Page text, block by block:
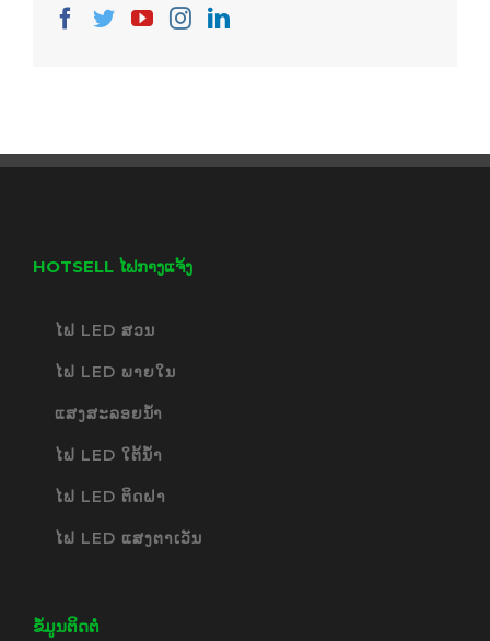
HOTSELL ໄຟກາງແຈ້ງ
ໄຟ LED ສວນ
ໄຟ LED ພາຍໃນ
ແສງສະລອຍນ້ຳ
ໄຟ LED ໃຕ້ນ້ໍາ
ໄຟ LED ຕິດຝາ
ໄຟ LED ແສງຕາເວັນ
ຂໍ້ມູນຕິດຕໍ່